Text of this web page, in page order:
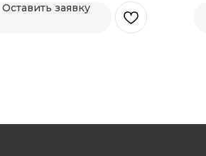
Оставить заявку